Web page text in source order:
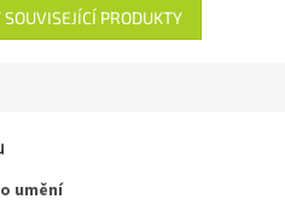
PRODUKTY
umění